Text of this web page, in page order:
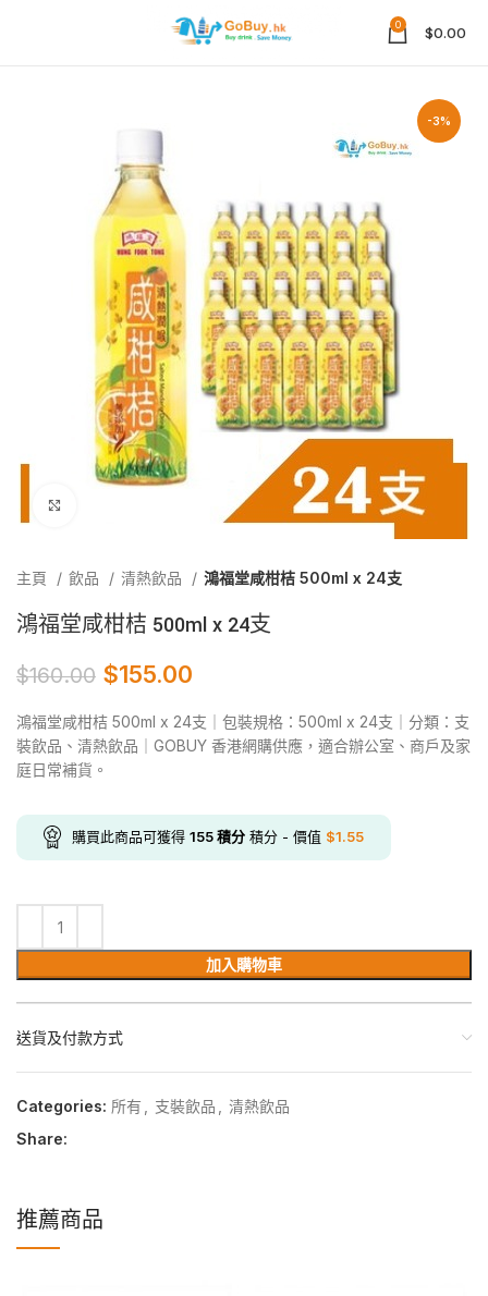
0 $0.00
-3%
主頁 飲品 清熱飲品 鴻福堂咸柑桔 500ml x 24支
鴻福堂咸柑桔 500ml x 24支
$160.00 $155.00
鴻福堂咸柑桔 500ml x 24支｜包裝規格：500ml x 24支｜分類：支
裝飲品、清熱飲品｜GOBUY 香港網購供應，適合辦公室、商戶及家
庭日常補貨。
購買此商品可獲得 155積分 積分 - 價值 $1.55
加入購物車
送貨及付款方式
Categories: 所有 , 支裝飲品 , 清熱飲品
Share:
推薦商品